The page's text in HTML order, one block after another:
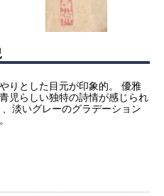
りとした目元が印象的。 優雅
児らしい独特の詩情が感じられ
淡いグレーのグラデーション